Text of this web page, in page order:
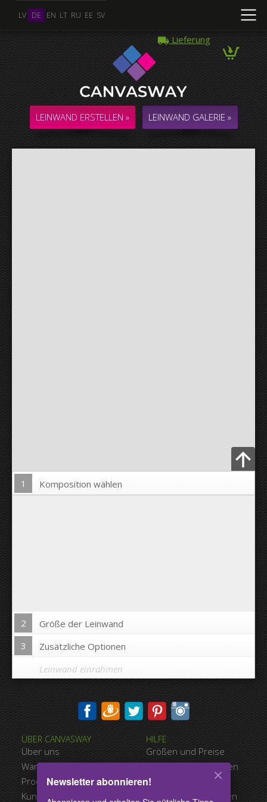
LV DE EN LT RU EE SV
Lieferung
LEINWAND ERSTELLEN » LEINWAND GALERIE »
Bild hochladen
1 Komposition wählen
2
Größe der Leinwand
3
Zusätzliche Optionen
Bild auf Leinwandkanten drucken:
Nein
Leinwand einrahmen
Mehrere Fotos
COLLAGE / KOMPOSITION aus mehreren Fotos
ÜBER CANVASWAY
Über uns
Warum Canvasway.com
Produktqualität
Kundenreferenzen
HILFE
Größen und Preise
Zahlungsmöglichkeiten
Versandart
Nutzungsbedingungen
Newsletter abonnieren!